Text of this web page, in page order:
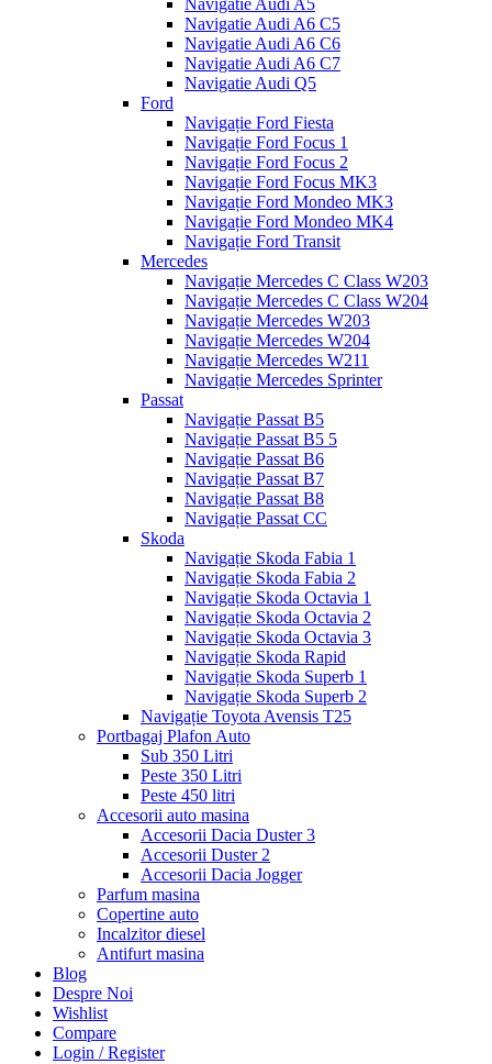
Navigatie Audi A5
Navigatie Audi A6 C5
Navigatie Audi A6 C6
Navigatie Audi A6 C7
Navigatie Audi Q5
Ford
Navigație Ford Fiesta
Navigație Ford Focus 1
Navigație Ford Focus 2
Navigație Ford Focus MK3
Navigație Ford Mondeo MK3
Navigație Ford Mondeo MK4
Navigație Ford Transit
Mercedes
Navigație Mercedes C Class W203
Navigație Mercedes C Class W204
Navigație Mercedes W203
Navigație Mercedes W204
Navigație Mercedes W211
Navigație Mercedes Sprinter
Passat
Navigație Passat B5
Navigație Passat B5 5
Navigație Passat B6
Navigație Passat B7
Navigație Passat B8
Navigație Passat CC
Skoda
Navigație Skoda Fabia 1
Navigație Skoda Fabia 2
Navigație Skoda Octavia 1
Navigație Skoda Octavia 2
Navigație Skoda Octavia 3
Navigație Skoda Rapid
Navigație Skoda Superb 1
Navigație Skoda Superb 2
Navigație Toyota Avensis T25
Portbagaj Plafon Auto
Sub 350 Litri
Peste 350 Litri
Peste 450 litri
Accesorii auto masina
Accesorii Dacia Duster 3
Accesorii Duster 2
Accesorii Dacia Jogger
Parfum masina
Copertine auto
Incalzitor diesel
Antifurt masina
Blog
Despre Noi
Wishlist
Compare
Login / Register